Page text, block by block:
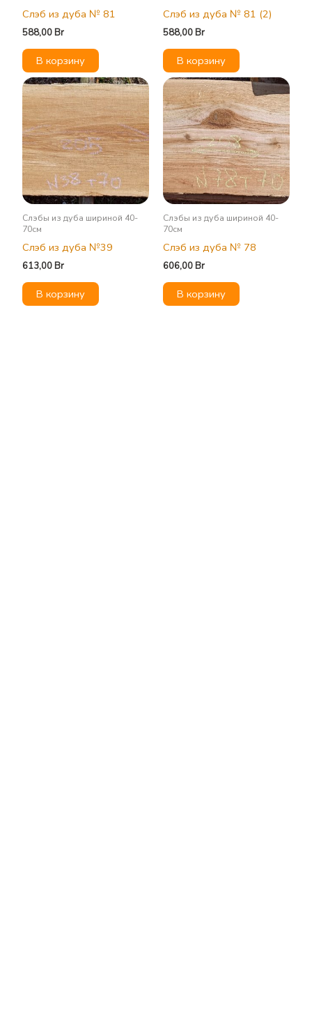
Слэб из дуба № 81
588,00Br
В корзину
Слэб из дуба № 81 (2)
588,00Br
В корзину
Слэбы из дуба шириной 40-
70см
Слэб из дуба №39
613,00Br
В корзину
Слэбы из дуба шириной 40-
70см
Слэб из дуба № 78
606,00Br
В корзину